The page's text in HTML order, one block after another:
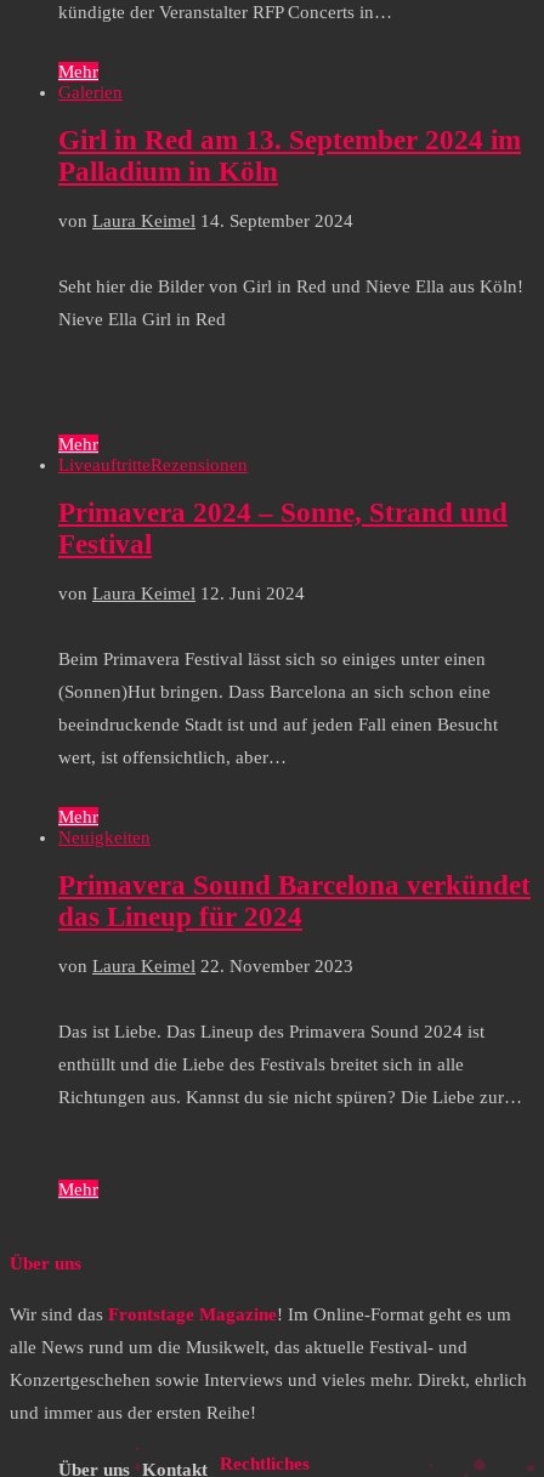
kündigte der Veranstalter RFP Concerts in…
Mehr
Galerien
Girl in Red am 13. September 2024 im
Palladium in Köln
von Laura Keimel 14. September 2024
Seht hier die Bilder von Girl in Red und Nieve Ella aus Köln!
Nieve Ella Girl in Red
Mehr
LiveauftritteRezensionen
Primavera 2024 – Sonne, Strand und
Festival
von Laura Keimel 12. Juni 2024
Beim Primavera Festival lässt sich so einiges unter einen
(Sonnen)Hut bringen. Dass Barcelona an sich schon eine
beeindruckende Stadt ist und auf jeden Fall einen Besucht
wert, ist offensichtlich, aber…
Mehr
Neuigkeiten
Primavera Sound Barcelona verkündet
das Lineup für 2024
von Laura Keimel 22. November 2023
Das ist Liebe. Das Lineup des Primavera Sound 2024 ist
enthüllt und die Liebe des Festivals breitet sich in alle
Richtungen aus. Kannst du sie nicht spüren? Die Liebe zur…
Mehr
Über uns
Wir sind das Frontstage Magazine! Im Online-Format geht es um
alle News rund um die Musikwelt, das aktuelle Festival- und
Konzertgeschehen sowie Interviews und vieles mehr. Direkt, ehrlich
und immer aus der ersten Reihe!
Über uns Kontakt Rechtliches